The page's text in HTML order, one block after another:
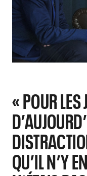
« POUR LES
QU’IL N’Y